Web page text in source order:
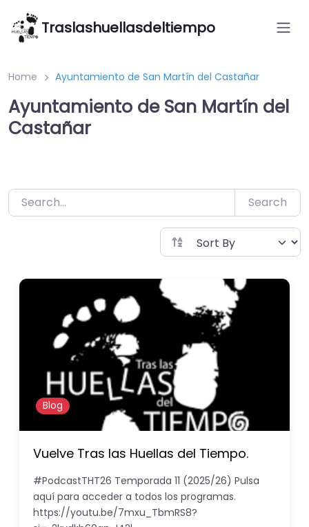
Saltar
contenido
Traslashuellasdeltiempo
Home Ayuntamiento de San Martín del Castañar
Ayuntamiento de San Martín del
Castañar
Search
Blog
Vuelve Tras las Huellas del Tiempo.
#PodcastTHT26 Temporada 11 (2025/26) Pulsa
aquí para acceder a todos los programas.
https://youtu.be/7mxu_TbmRS8?